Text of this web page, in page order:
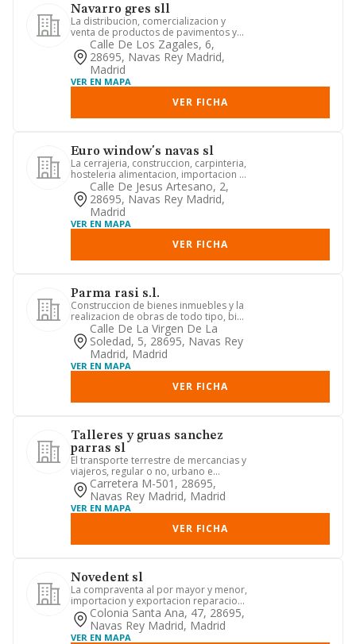
Navarro gres sll
La distribucion, comercializacion y
venta de productos de pavimentos y
revestimientos ceramicos, mo...
Calle De Los Zagales, 6,
28695, Navas Rey Madrid,
Madrid
VER EN MAPA
VER FICHA
Euro window's navas sl
La cerrajeria, construccion, carpinteria,
hosteleria alimentacion, importacion y
exportacion de cua...
Calle De Jesus Artesano, 2,
28695, Navas Rey Madrid,
Madrid
VER EN MAPA
VER FICHA
Parma rasi s.l.
Construccion de bienes inmuebles y la
realizacion de obras de todo tipo, bien
sean para las destina...
Calle De La Virgen De La
Soledad, 5, 28695, Navas Rey
Madrid, Madrid
VER EN MAPA
VER FICHA
Talleres y gruas sanchez
parras sl
El transporte terrestre de mercancias y
viajeros, regular o no, urbano e
interurbano en camiones, g...
Carretera M-501, 28695,
Navas Rey Madrid, Madrid
VER EN MAPA
VER FICHA
Novedent sl
La compraventa al por mayor y menor,
importacion y exportacion reparacion
y adaptacion de toda clas...
Colonia Santa Ana, 47, 28695,
Navas Rey Madrid, Madrid
VER EN MAPA